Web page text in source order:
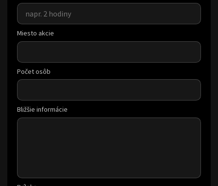
Miesto akcie
Počet osôb
Bližšie informácie